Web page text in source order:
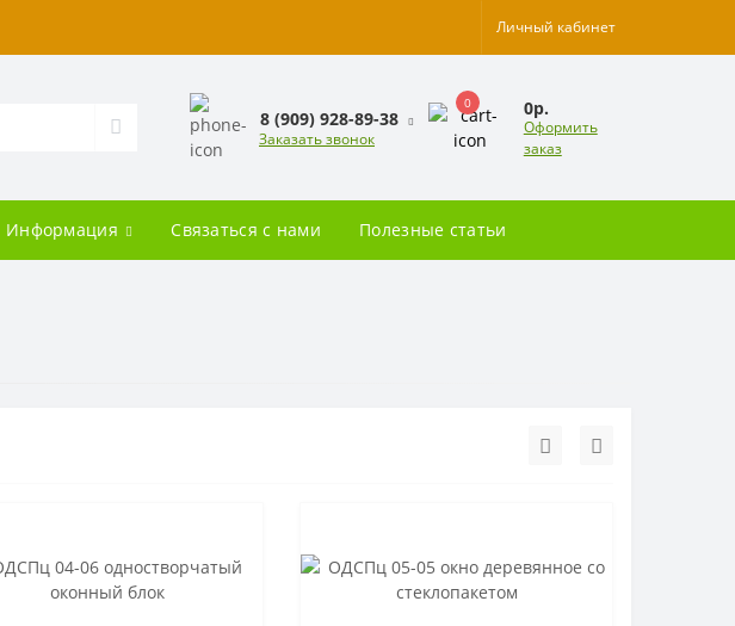
Личный кабинет
8 (909) 928-89-38
Заказать звонок
0 0р.
Оформить
заказ
Информация Связаться с нами Полезные статьи